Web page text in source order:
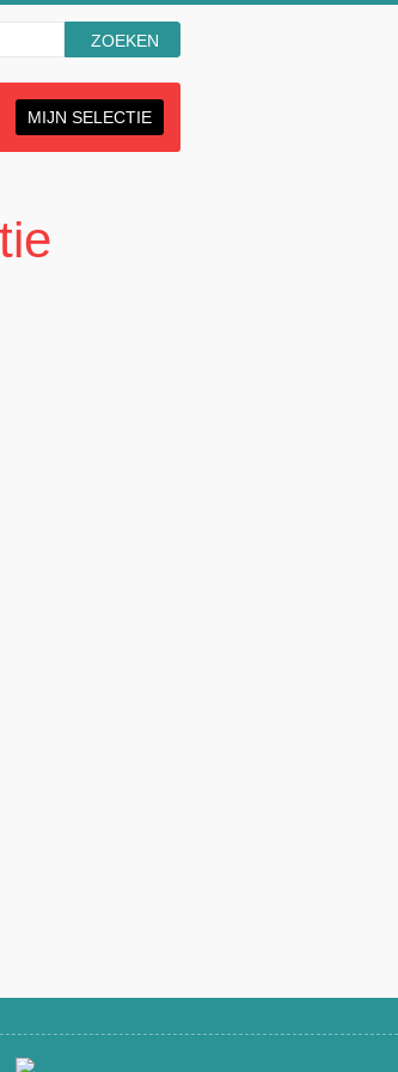
MIJN SELECTIE